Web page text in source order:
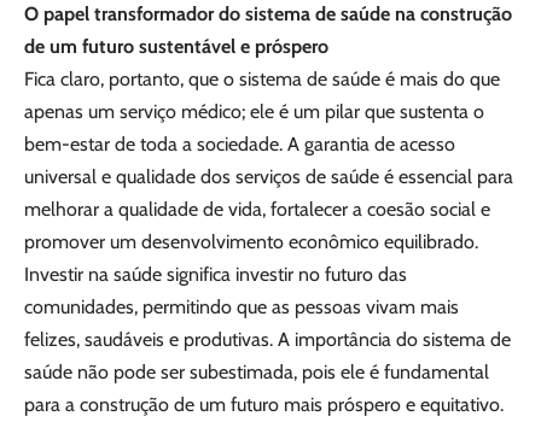
O papel transformador do sistema de saúde na construção
de um futuro sustentável e próspero
Fica claro, portanto, que o sistema de saúde é mais do que
apenas um serviço médico; ele é um pilar que sustenta o
bem-estar de toda a sociedade. A garantia de acesso
universal e qualidade dos serviços de saúde é essencial para
melhorar a qualidade de vida, fortalecer a coesão social e
promover um desenvolvimento econômico equilibrado.
Investir na saúde significa investir no futuro das
comunidades, permitindo que as pessoas vivam mais
felizes, saudáveis e produtivas. A importância do sistema de
saúde não pode ser subestimada, pois ele é fundamental
para a construção de um futuro mais próspero e equitativo.